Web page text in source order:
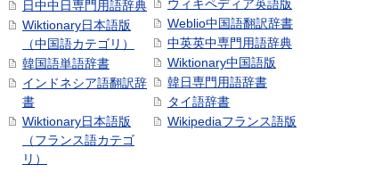
日中中日専門用語辞典
Wiktionary日本語版
（中国語カテゴリ）
韓国語単語辞書
インドネシア語翻訳辞
書
Wiktionary日本語版
（フランス語カテゴ
リ）
ウィキペディア英語版
Weblio中国語翻訳辞書
中英英中専門用語辞典
Wiktionary中国語版
韓日専門用語辞書
タイ語辞書
Wikipediaフランス語版